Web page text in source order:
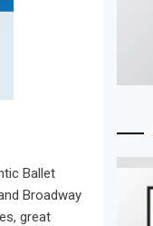
Ballet
Broadway
great